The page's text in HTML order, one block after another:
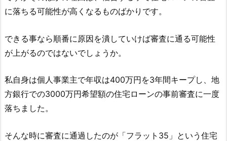
に落ちる可能性が高くなるものばかりです。
できる事なら順番に原因を潰していけば審査に通る可能性
が上がるのではないでしょうか。
私自身は個人事業主で年収は400万円を3年間キープし、地
方銀行での3000万円希望額の住宅ローンの事前審査に一度
落ちました。
そんな時に審査に通過したのが「フラット35」という住宅